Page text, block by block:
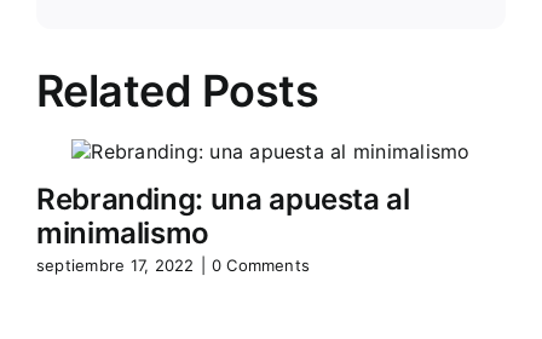
Related Posts
Rebranding: una apuesta al
minimalismo
septiembre 17, 2022 0 Comments